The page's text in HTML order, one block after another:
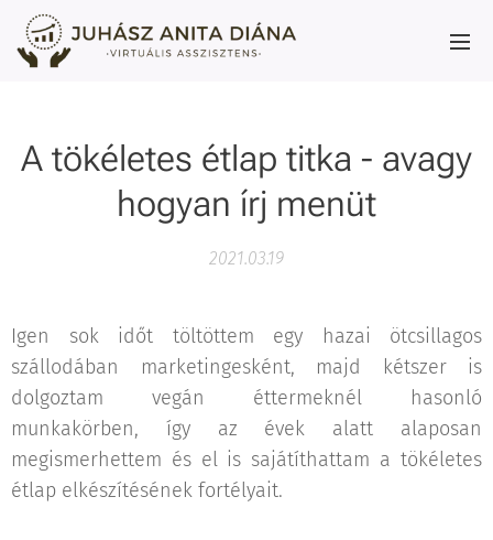
A tökéletes étlap titka - avagy
hogyan írj menüt
2021.03.19
Igen sok időt töltöttem egy hazai ötcsillagos
szállodában marketingesként, majd kétszer is
dolgoztam vegán éttermeknél hasonló
munkakörben, így az évek alatt alaposan
megismerhettem és el is sajátíthattam a tökéletes
étlap elkészítésének fortélyait.